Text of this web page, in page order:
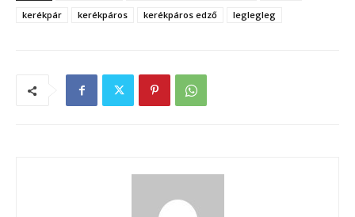
kerékpár
kerékpáros kerékpáros edző leglegleg